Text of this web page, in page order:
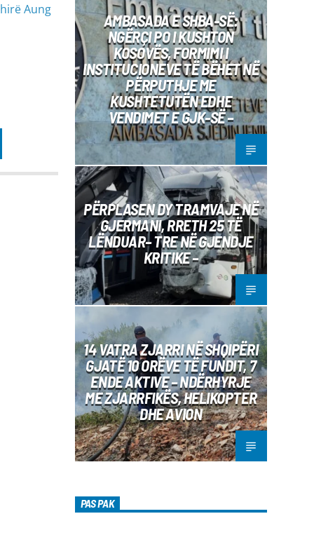
Aung
AMBASADA E SHBA-SË:
NGËRÇI PO I KUSHTON
KOSOVËS, FORMIMI I
INSTITUCIONEVE TË BËHET NË
PËRPUTHJE ME
KUSHTETUTËN EDHE
VENDIMET E GJK-SË –
PËRPLASEN DY TRAMVAJE NË
GJERMANI, RRETH 25 TË
LËNDUAR– TRE NË GJENDJE
KRITIKE –
14 VATRA ZJARRI NË SHQIPËRI
GJATË 10 ORËVE TË FUNDIT, 7
ENDE AKTIVE – NDËRHYRJE
ME ZJARRFIKËS, HELIKOPTER
DHE AVION
PAS PAK